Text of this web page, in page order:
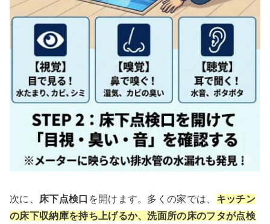
次に、 床下点検口 を開けます。多くの家では、 キッチン
の床下収納庫を持ち上げるか、洗面所の床のフタが点検